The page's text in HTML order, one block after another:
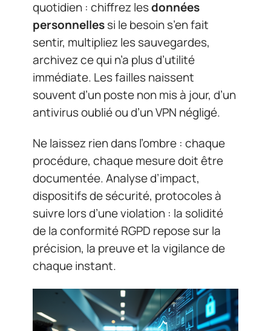
quotidien : chiffrez lesdonnées
personnellessi le besoin s’en fait
sentir, multipliez les sauvegardes,
archivez ce qui n’a plus d’utilité
immédiate. Les failles naissent
souvent d’un poste non mis à jour, d’un
antivirus oublié ou d’un VPN négligé.
Ne laissez rien dans l’ombre : chaque
procédure, chaque mesure doit être
documentée. Analyse d’impact,
dispositifs de sécurité, protocoles à
suivre lors d’une violation : la solidité
de la conformité RGPD repose sur la
précision, la preuve et la vigilance de
chaque instant.